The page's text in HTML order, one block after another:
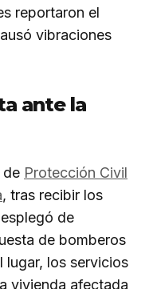
reportaron el
vibraciones
ante la
de Protección Civil
, tras recibir los
de
de bomberos
lugar, los servicios
vivienda afectada